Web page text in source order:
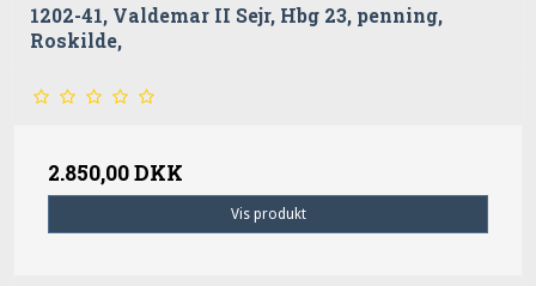
1202-41, Valdemar II Sejr, Hbg 23, penning,
Roskilde,
2.850,00 DKK
Vis produkt